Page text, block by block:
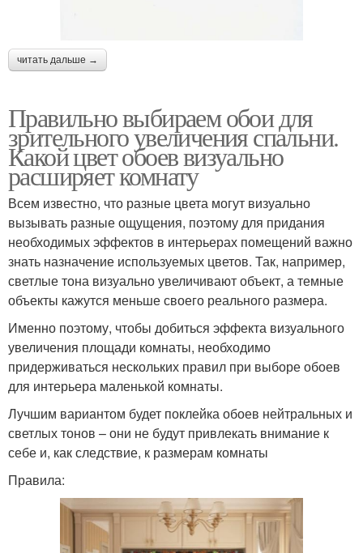
читать дальше →
Правильно выбираем обои для
зрительного увеличения спальни.
Какой цвет обоев визуально
расширяет комнату
Всем известно, что разные цвета могут визуально
вызывать разные ощущения, поэтому для придания
необходимых эффектов в интерьерах помещений важно
знать назначение используемых цветов. Так, например,
светлые тона визуально увеличивают объект, а темные
объекты кажутся меньше своего реального размера.
Именно поэтому, чтобы добиться эффекта визуального
увеличения площади комнаты, необходимо
придерживаться нескольких правил при выборе обоев
для интерьера маленькой комнаты.
Лучшим вариантом будет поклейка обоев нейтральных и
светлых тонов – они не будут привлекать внимание к
себе и, как следствие, к размерам комнаты
Правила: